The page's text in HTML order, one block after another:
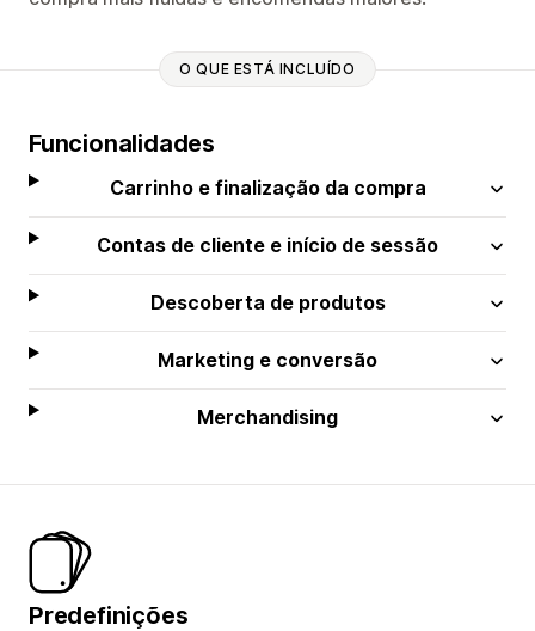
O QUE ESTÁ INCLUÍDO
Funcionalidades
Carrinho e finalização da compra
Contas de cliente e início de sessão
Descoberta de produtos
Marketing e conversão
Merchandising
Predefinições